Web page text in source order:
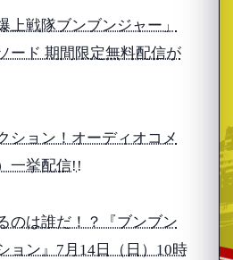
上戦隊ブンブンジャー」
ード 期間限定無料配信が
ション！オーディオコメ
一挙配信!!
のは誰だ！？『ブンブン
ョン』7月14日（日）10時